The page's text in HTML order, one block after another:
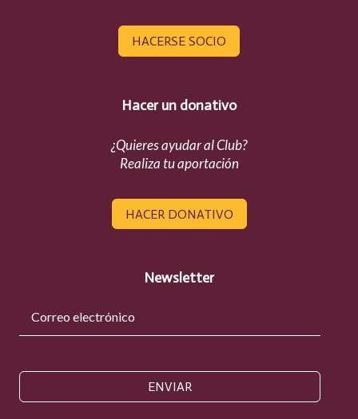
HACERSE SOCIO
Hacer un donativo
¿Quieres ayudar al Club?
Realiza tu aportación
HACER DONATIVO
Newsletter
ENVIAR